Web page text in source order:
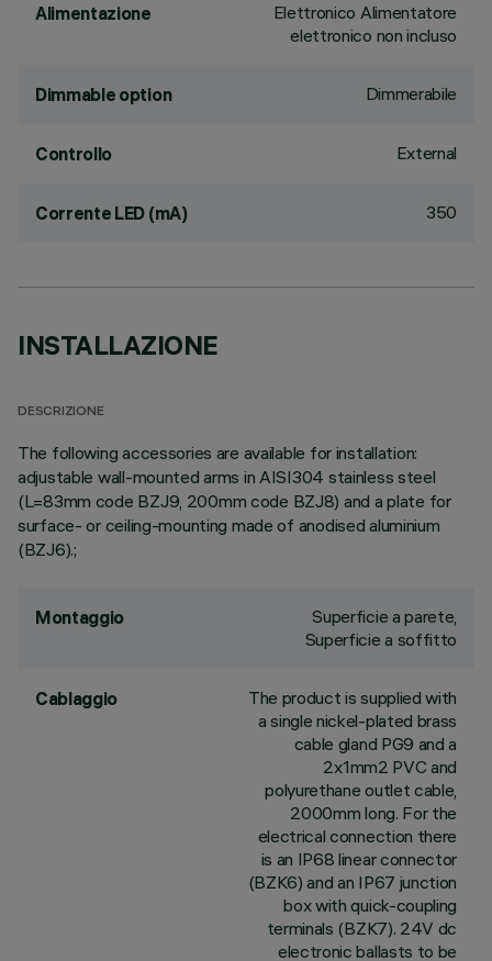
Alimentazione
Elettronico Alimentatore
elettronico non incluso
Dimmable option Dimmerabile
Controllo External
Corrente LED (mA) 350
INSTALLAZIONE
DESCRIZIONE
The following accessories are available for installation:
adjustable wall-mounted arms in AISI304 stainless steel
(L=83mm code BZJ9, 200mm code BZJ8) and a plate for
surface- or ceiling-mounting made of anodised aluminium
(BZJ6).;
Montaggio
Superficie a parete,
Superficie a soffitto
Cablaggio
The product is supplied with
a single nickel-plated brass
cable gland PG9 and a
2x1mm2 PVC and
polyurethane outlet cable,
2000mm long. For the
electrical connection there
is an IP68 linear connector
(BZK6) and an IP67 junction
box with quick-coupling
terminals (BZK7). 24V dc
electronic ballasts to be